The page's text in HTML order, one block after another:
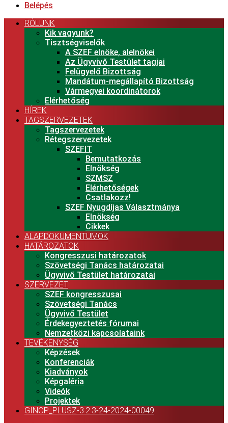
Belépés
RÓLUNK
Kik vagyunk?
Tisztségviselők
A SZEF elnöke, alelnökei
Az Ügyvivő Testület tagjai
Felügyelő Bizottság
Mandátum-megállapító Bizottság
Vármegyei koordinátorok
Elérhetőség
HÍREK
TAGSZERVEZETEK
Tagszervezetek
Rétegszervezetek
SZEFIT
Bemutatkozás
Elnökség
SZMSZ
Elérhetőségek
Csatlakozz!
SZEF Nyugdíjas Választmánya
Elnökség
Cikkek
ALAPDOKUMENTUMOK
HATÁROZATOK
Kongresszusi határozatok
Szövetségi Tanács határozatai
Ügyvivő Testület határozatai
SZERVEZET
SZEF kongresszusai
Szövetségi Tanács
Ügyvivő Testület
Érdekegyeztetés fórumai
Nemzetközi kapcsolataink
TEVÉKENYSÉG
Képzések
Konferenciák
Kiadványok
Képgaléria
Videók
Projektek
GINOP_PLUSZ-3.2.3-24-2024-00049